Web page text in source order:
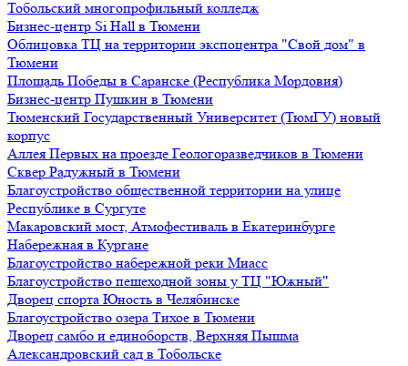
Тобольский многопрофильный колледж
Бизнес-центр Si Hall в Тюмени
Облицовка ТЦ на территории экспоцентра "Свой дом" в
Тюмени
Площадь Победы в Саранске (Республика Мордовия)
Бизнес-центр Пушкин в Тюмени
Тюменский Государственный Университет (ТюмГУ) новый
корпус
Аллея Первых на проезде Геологоразведчиков в Тюмени
Сквер Радужный в Тюмени
Благоустройство общественной территории на улице
Республике в Сургуте
Макаровский мост, Атмофестиваль в Екатеринбурге
Набережная в Кургане
Благоустройство набережной реки Миасс
Благоустройство пешеходной зоны у ТЦ "Южный"
Дворец спорта Юность в Челябинске
Благоустройство озера Тихое в Тюмени
Дворец самбо и единоборств, Верхняя Пышма
Александровский сад в Тобольске